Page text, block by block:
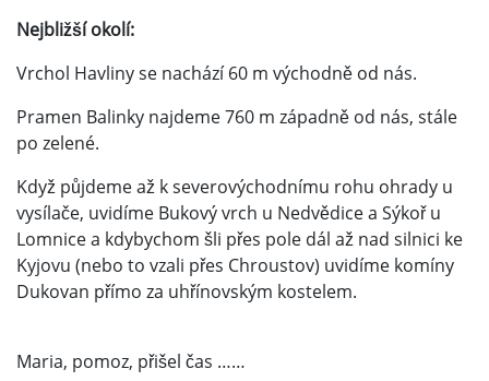
Nejbližší okolí:
Vrchol Havliny se nachází 60 m východně od nás.
Pramen Balinky najdeme 760 m západně od nás, stále
po zelené.
Když půjdeme až k severovýchodnímu rohu ohrady u
vysílače, uvidíme Bukový vrch u Nedvědice a Sýkoř u
Lomnice a kdybychom šli přes pole dál až nad silnici ke
Kyjovu (nebo to vzali přes Chroustov) uvidíme komíny
Dukovan přímo za uhřínovským kostelem.
Maria, pomoz, přišel čas ……